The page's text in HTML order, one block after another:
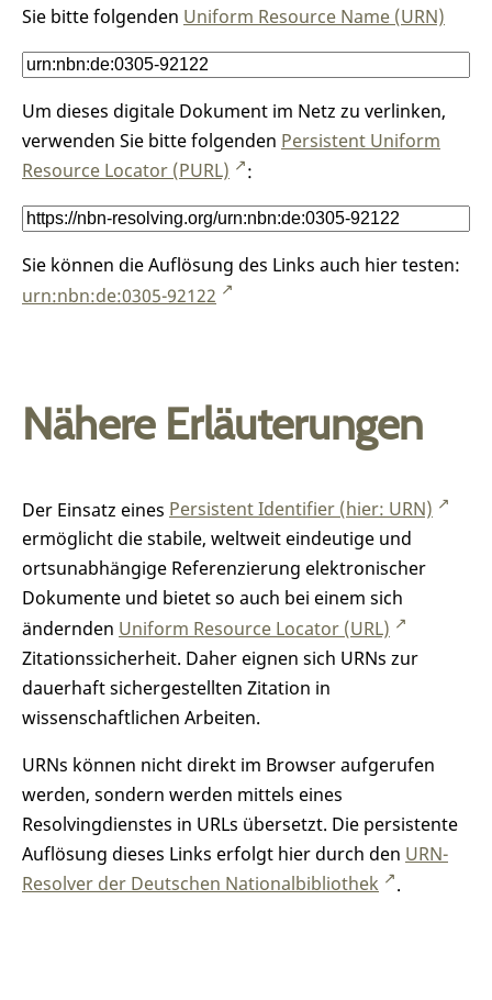
Sie bitte folgenden Uniform Resource Name (URN)
Um dieses digitale Dokument im Netz zu verlinken,
verwenden Sie bitte folgenden Persistent Uniform
Resource Locator (PURL)
:
Sie können die Auflösung des Links auch hier testen:
urn:nbn:de:0305-92122
Nähere Erläuterungen
Der Einsatz eines Persistent Identifier (hier: URN)
ermöglicht die stabile, weltweit eindeutige und
ortsunabhängige Referenzierung elektronischer
Dokumente und bietet so auch bei einem sich
ändernden Uniform Resource Locator (URL)
Zitationssicherheit. Daher eignen sich URNs zur
dauerhaft sichergestellten Zitation in
wissenschaftlichen Arbeiten.
URNs können nicht direkt im Browser aufgerufen
werden, sondern werden mittels eines
Resolvingdienstes in URLs übersetzt. Die persistente
Auflösung dieses Links erfolgt hier durch den URN-
Resolver der Deutschen Nationalbibliothek
.